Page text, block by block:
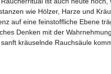
wie Hölzer, Harze und
auf eine feinstoffliche Ebene
Denken mit der
kräuselnde Rauchsäule